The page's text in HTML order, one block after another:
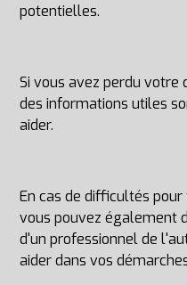
potentielles.
Si vous avez perdu
desinformations utiles
aider.
En cas de difficultés
vous pouvez également
d'unprofessionnel de
aider dans vos